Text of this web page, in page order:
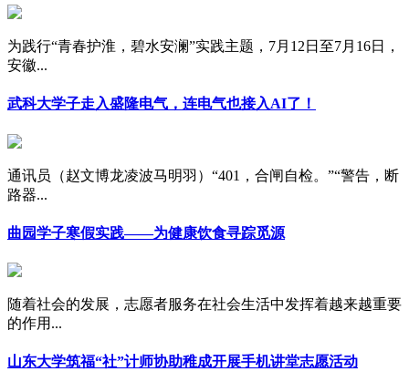
为践行“青春护淮，碧水安澜”实践主题，7月12日至7月16日，
安徽...
武科大学子走入盛隆电气，连电气也接入AI了！
通讯员（赵文博龙凌波马明羽）“401，合闸自检。”“警告，断
路器...
曲园学子寒假实践——为健康饮食寻踪觅源
随着社会的发展，志愿者服务在社会生活中发挥着越来越重要
的作用...
山东大学筑福“社”计师协助稚成开展手机讲堂志愿活动